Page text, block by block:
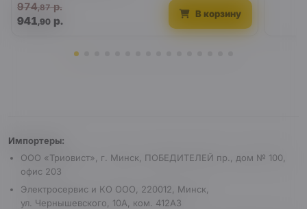
941,90 р.
974,87р.
В корзину
Реквизиты и условия
Импортеры:
ООО «Триовист», г. Минск, ПОБЕДИТЕЛЕЙ пр., дом № 100,
офис 203
Электросервис и КО ООО, 220012, Минск,
ул. Чернышевского, 10А, ком. 412А3